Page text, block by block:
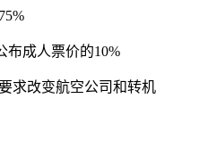
布成人票价的10%
求改变航空公司和转机